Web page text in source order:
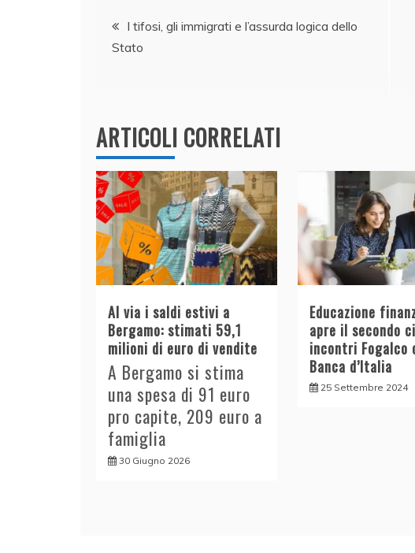
b
o
dI
n
A
vi
di
Navigazione
articoli
I tifosi, gli immigrati e l’assurda logica dello
Stato
ARTICOLI CORRELATI
Al via i saldi estivi a
Bergamo: stimati 59,1
milioni di euro di vendite
A Bergamo si stima
una spesa di 91 euro
pro capite, 209 euro a
famiglia
30 Giugno 2026
Educazione
apre il secondo
incontri Fogalco
Banca d’Italia
25 Settembre 2024